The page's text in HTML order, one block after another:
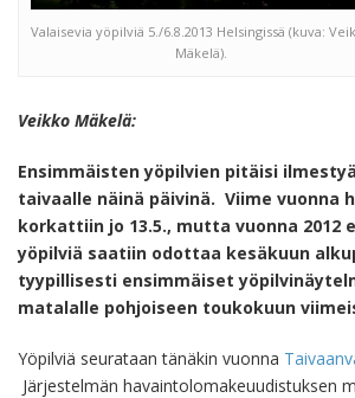
Valaisevia yöpilviä 5./6.8.2013 Helsingissä (kuva:
Mäkelä).
Veikko Mäkelä:
Ensimmäisten yöpilvien pitäisi
taivaalle näinä päivinä. Viime vuonna
korkattiin jo 13.5., mutta vuonna 2012
yöpilviä saatiin odottaa kesäkuun
tyypillisesti ensimmäiset
matalalle pohjoiseen toukokuun
Yöpilviä seurataan tänäkin vuonna
Järjestelmän havaintolomakeuudistuksen